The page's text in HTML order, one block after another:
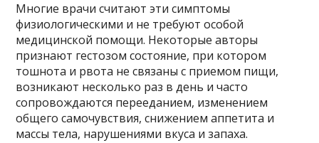
Многие врачи считают эти симптомы
физиологическими и не требуют особой
медицинской помощи. Некоторые авторы
признают гестозом состояние, при котором
тошнота и рвота не связаны с приемом пищи,
возникают несколько раз в день и часто
сопровождаются перееданием, изменением
общего самочувствия, снижением аппетита и
массы тела, нарушениями вкуса и запаха.